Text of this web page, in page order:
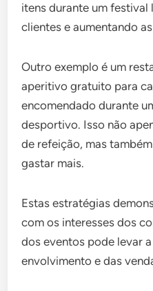
itens durante um
clientes e aumentando
Outro exemplo é um
aperitivo gratuito para
encomendado durante
desportivo. Isso não
de refeição, mas
gastar mais.
Estas estratégias
com os interesses dos
dos eventos pode levar
envolvimento e das